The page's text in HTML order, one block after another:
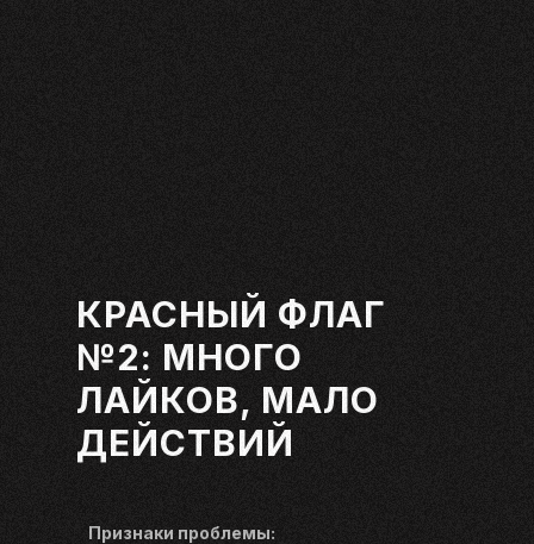
КРАСНЫЙ ФЛАГ
№2: МНОГО
ЛАЙКОВ, МАЛО
ДЕЙСТВИЙ
Признаки проблемы: